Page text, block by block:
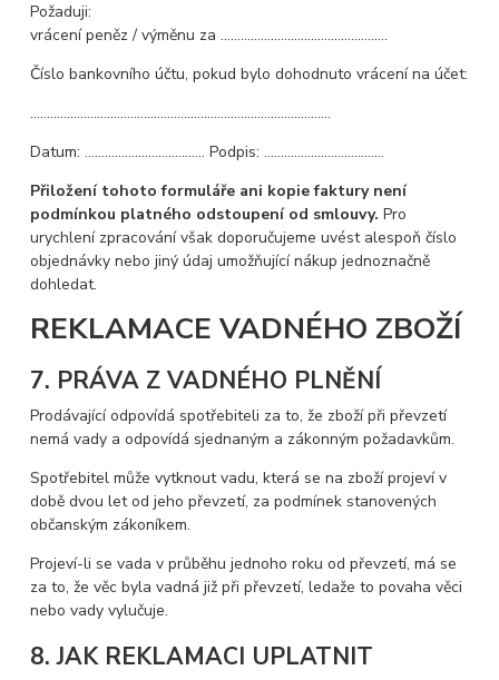
Požaduji:
vrácení peněz / výměnu za …………………………………………..
Číslo bankovního účtu, pokud bylo dohodnuto vrácení na účet:
………………………………………………………………………………
Datum: ……………………………… Podpis: ………………………………
Přiložení tohoto formuláře ani kopie faktury není
podmínkou platného odstoupení od smlouvy. Pro
urychlení zpracování však doporučujeme uvést alespoň číslo
objednávky nebo jiný údaj umožňující nákup jednoznačně
dohledat.
REKLAMACE VADNÉHO ZBOŽÍ
7. PRÁVA Z VADNÉHO PLNĚNÍ
Prodávající odpovídá spotřebiteli za to, že zboží při převzetí
nemá vady a odpovídá sjednaným a zákonným požadavkům.
Spotřebitel může vytknout vadu, která se na zboží projeví v
době dvou let od jeho převzetí, za podmínek stanovených
občanským zákoníkem.
Projeví-li se vada v průběhu jednoho roku od převzetí, má se
za to, že věc byla vadná již při převzetí, ledaže to povaha věci
nebo vady vylučuje.
8. JAK REKLAMACI UPLATNIT